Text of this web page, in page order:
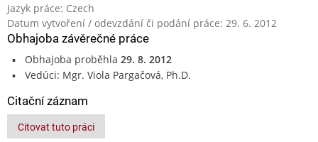
Jazyk práce: Czech
Datum vytvoření / odevzdání či podání práce: 29. 6. 2012
Obhajoba závěrečné práce
Obhajoba proběhla 29. 8. 2012
Vedúci: Mgr. Viola Pargačová, Ph.D.
Citační záznam
Citovat tuto práci